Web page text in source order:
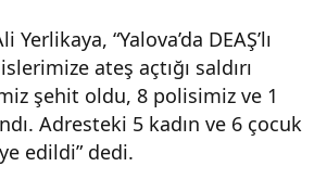
“Yalova’da DEAŞ’lı
ateş açtığı saldırı
şehit oldu, 8 polisimiz ve 1
Adresteki 5 kadın ve 6 çocuk
edildi” dedi.